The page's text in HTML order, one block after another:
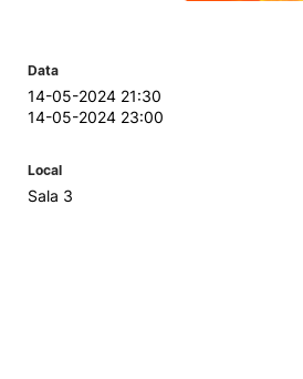
Data
14-05-2024 21:30
14-05-2024 23:00
Local
Sala 3